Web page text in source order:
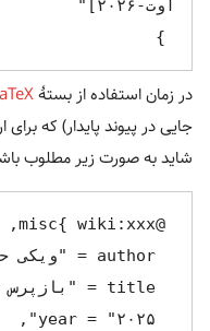
در زمان استفاده از بستهٔ
جایی در پیوند پایدار) که
شاید به صورت زیر مطلوب